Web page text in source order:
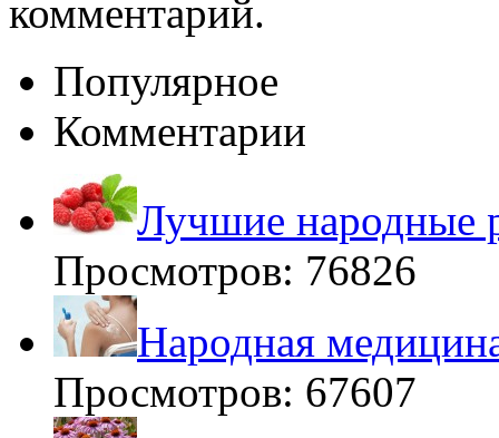
комментарий.
Популярное
Комментарии
Лучшие народные
Просмотров: 76826
Народная
Просмотров: 67607